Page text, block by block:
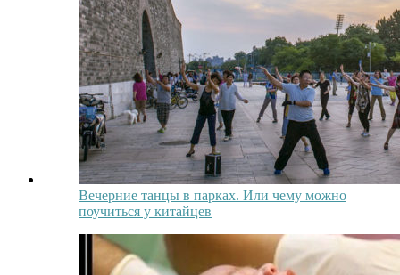
Вечерние танцы в парках. Или чему можно
поучиться у китайцев